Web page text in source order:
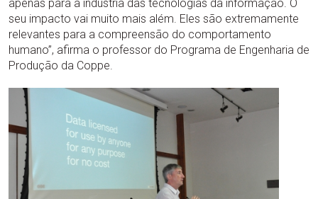
apenas para a indústria das tecnologias da informação. O
seu impacto vai muito mais além. Eles são extremamente
relevantes para a compreensão do comportamento
humano”, afirma o professor do Programa de Engenharia de
Produção da Coppe.